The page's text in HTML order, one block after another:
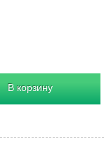
В корзину